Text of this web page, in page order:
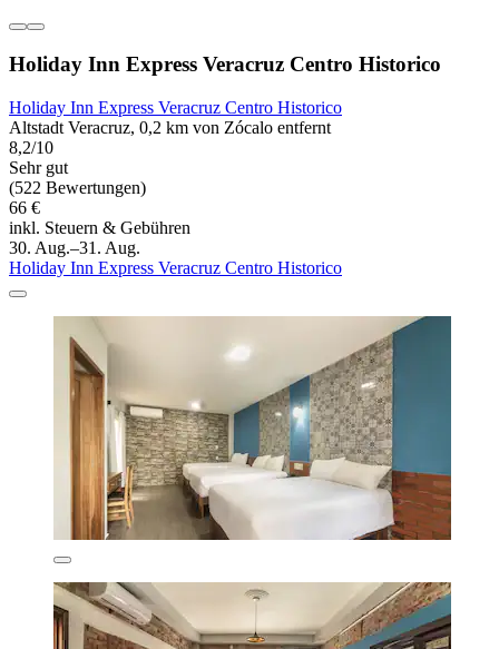
Holiday Inn Express Veracruz Centro Historico
Holiday Inn Express Veracruz Centro Historico
Altstadt Veracruz, 0,2 km von Zócalo entfernt
8,2/10
Sehr gut
(522 Bewertungen)
66 €
inkl. Steuern & Gebühren
30. Aug.–31. Aug.
Holiday Inn Express Veracruz Centro Historico